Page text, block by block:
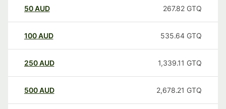
50AUD 267.82 GTQ
100AUD 535.64 GTQ
250AUD 1,339.11 GTQ
500AUD 2,678.21 GTQ